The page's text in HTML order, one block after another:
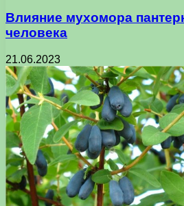
Влияние мухомора
человека
21.06.2023